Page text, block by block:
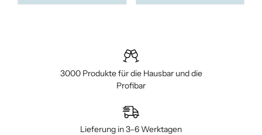
3000 Produkte für die Hausbar und die
Profibar
Lieferung in 3–6 Werktagen